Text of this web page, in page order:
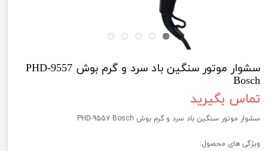
سشوار موتور سنگین باد سرد و گرم بوش PHD-9557
Bosch
تماس بگیرید
سشوار موتور سنگین باد سرد و گرم بوش PHD-9557 Bosch
ویژگی های محصول: